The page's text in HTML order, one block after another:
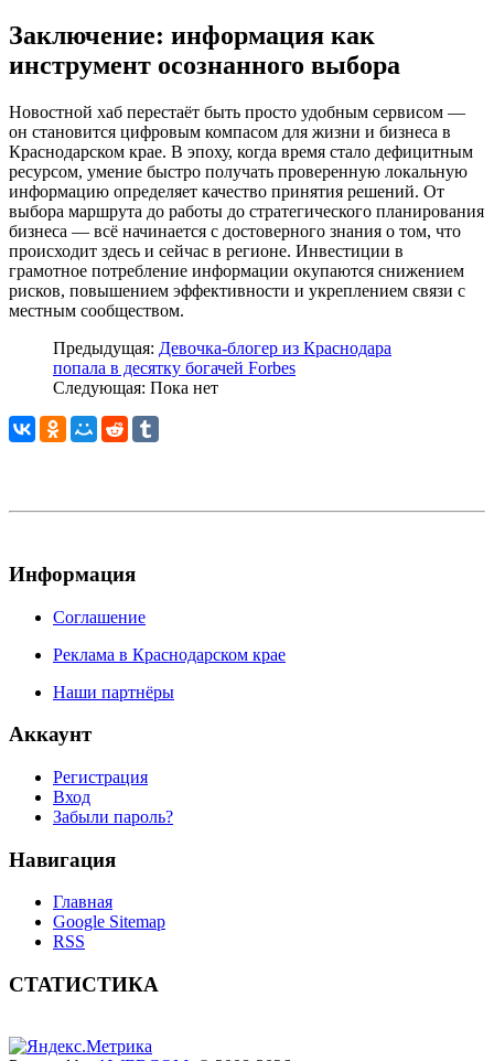
Заключение: информация как
инструмент осознанного выбора
Новостной хаб перестаёт быть просто удобным сервисом —
он становится цифровым компасом для жизни и бизнеса в
Краснодарском крае. В эпоху, когда время стало дефицитным
ресурсом, умение быстро получать проверенную локальную
информацию определяет качество принятия решений. От
выбора маршрута до работы до стратегического планирования
бизнеса — всё начинается с достоверного знания о том, что
происходит здесь и сейчас в регионе. Инвестиции в
грамотное потребление информации окупаются снижением
рисков, повышением эффективности и укреплением связи с
местным сообществом.
Предыдущая: Девочка-блогер из Краснодара
попала в десятку богачей Forbes
Следующая: Пока нет
Информация
Соглашение
Реклама в Краснодарском крае
Наши партнёры
Аккаунт
Регистрация
Вход
Забыли пароль?
Навигация
Главная
Google Sitemap
RSS
СТАТИСТИКА